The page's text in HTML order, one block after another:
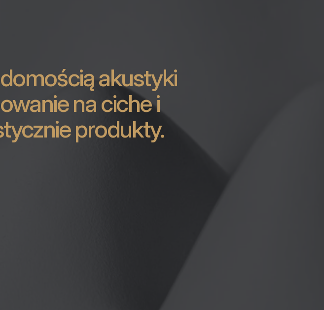
akustyki
na ciche i
produkty.